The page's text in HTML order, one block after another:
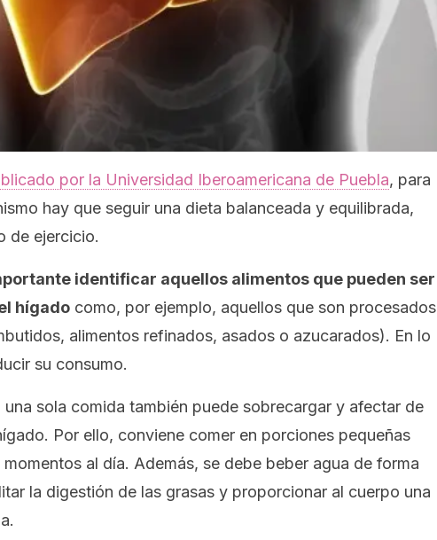
por la Universidad Iberoamericana de Puebla, para
hay que seguir una dieta balanceada y equilibrada,
de ejercicio.
identificar aquellos alimentos que pueden ser
hígado como, por ejemplo, aquellos que son procesados
alimentos refinados, asados o azucarados). En lo
su consumo.
una sola comida también puede sobrecargar y afectar de
Por ello, conviene comer en porciones pequeñas
al día. Además, se debe beber agua de forma
la digestión de las grasas y proporcionar al cuerpo una